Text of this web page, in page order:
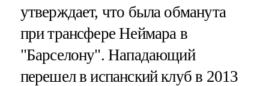
утверждает, что была обманута
при трансфере Неймара в
"Барселону". Нападающий
перешел в испанский клуб в 2013